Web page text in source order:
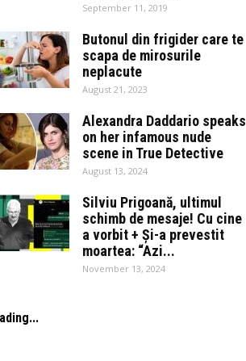
September 11, 2019
Butonul din frigider care te
scapa de mirosurile
neplacute
August 21, 2023
Alexandra Daddario speaks
on her infamous nude
scene in True Detective
August 13, 2024
Silviu Prigoană, ultimul
schimb de mesaje! Cu cine
a vorbit + Și-a prevestit
moartea: “Azi...
November 13, 2024